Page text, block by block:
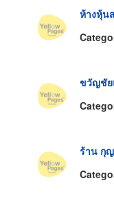
ห้างหุ้น
ขวัญชัย
ร้าน กุ